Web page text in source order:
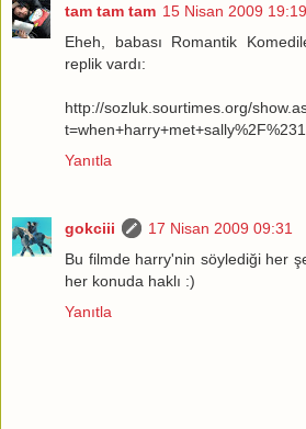
tam tam tam 15 Nisan 2009 19:19
Eheh, babası Romantik
replik vardı:
http://sozluk.sourtimes.org/
Yanıtla
gokciii
17 Nisan 2009 09:31
Bu filmde harry'nin söylediği her
her konuda haklı :)
Yanıtla